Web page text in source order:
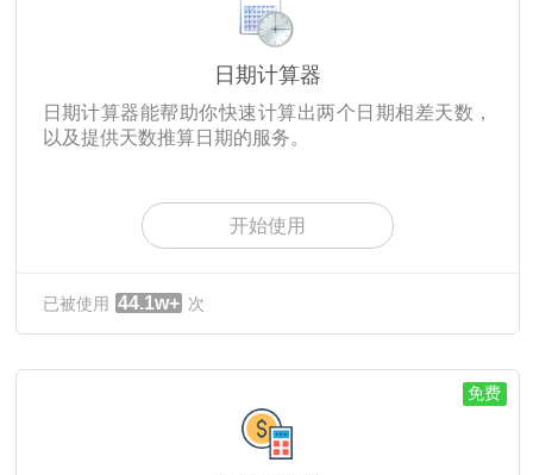
日期计算器
日期计算器能帮助你快速计算出两个日期相差天数，
以及提供天数推算日期的服务。
开始使用
已被使用 44.1w+ 次
免费